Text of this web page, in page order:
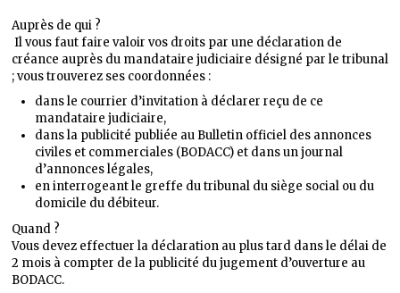
Auprès de qui ?
Il vous faut faire valoir vos droits par une déclaration de
créance auprès du mandataire judiciaire désigné par le tribunal
; vous trouverez ses coordonnées :
dans le courrier d’invitation à déclarer reçu de ce
mandataire judiciaire,
dans la publicité publiée au Bulletin officiel des annonces
civiles et commerciales (BODACC) et dans un journal
d’annonces légales,
en interrogeant le greffe du tribunal du siège social ou du
domicile du débiteur.
Quand ?
Vous devez effectuer la déclaration au plus tard dans le délai de
2 mois à compter de la publicité du jugement d’ouverture au
BODACC.